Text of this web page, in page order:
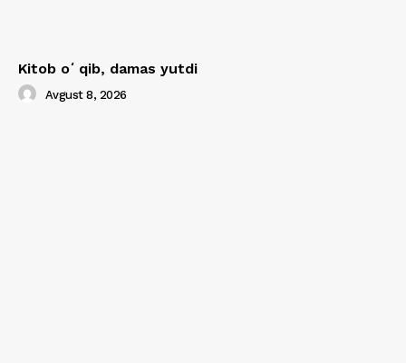
Kitob oʻqib, damas yutdi
Avgust 8, 2026